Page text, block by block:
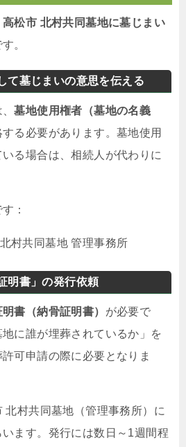
高松市 北村共同墓地に墓じまい
。
て墓じまいの意思を伝える
、墓地使用権者（墓地の名義
る必要があります。墓地使用
る場合は、相続人が代わりに
：
村共同墓地 管理事務所
明書」の発行依頼
書（納骨証明書） が必要で
に誰が埋葬されているか」を
可申請の際に必要となりま
北村共同墓地（管理事務所）に
ます。発行には数日～1週間程